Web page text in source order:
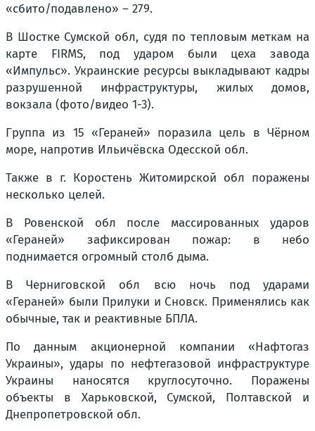
«сбито/подавлено» – 279.
В Шостке Сумской обл, судя по тепловым меткам на
карте FIRMS, под ударом были цеха завода
«Импульс». Украинские ресурсы выкладывают кадры
разрушенной инфраструктуры, жилых домов,
вокзала (фото/видео 1-3).
Группа из 15 «Гераней» поразила цель в Чёрном
море, напротив Ильичёвска Одесской обл.
Также в г. Коростень Житомирской обл поражены
несколько целей.
В Ровенской обл после массированных ударов
«Гераней» зафиксирован пожар: в небо
поднимается огромный столб дыма.
В Черниговской обл всю ночь под ударами
«Гераней» были Прилуки и Сновск. Применялись как
обычные, так и реактивные БПЛА.
По данным акционерной компании «Нафтогаз
Украины», удары по нефтегазовой инфраструктуре
Украины наносятся круглосуточно. Поражены
объекты в Харьковской, Сумской, Полтавской и
Днепропетровской обл.